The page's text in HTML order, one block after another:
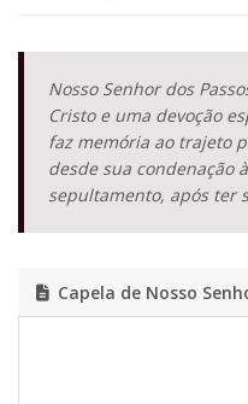
Nosso Senhor dos
Cristo e uma devoção
faz memória ao trajeto
desde sua condenação
sepultamento, após ter
Capela de Nosso